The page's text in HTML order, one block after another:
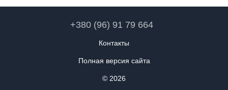
+380 (96) 91 79 664
Контакты
Полная версия сайта
© 2026